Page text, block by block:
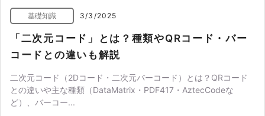
基礎知識 3/3/2025
「二次元コード」とは？種類やQRコード・バー
コードとの違いも解説
二次元コード（2Dコード・二次元バーコード）とは？QRコード
との違いや主な種類（DataMatrix・PDF417・AztecCodeな
ど）、バーコー...